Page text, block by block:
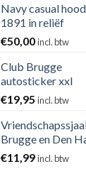
Navy casual
1891 in reliëf
€50,00incl. btw
Club Brugge
autosticker xxl
€19,95 incl. btw
Brugge en Den
€11,99incl. btw